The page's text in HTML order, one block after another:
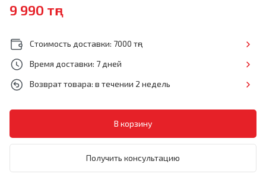
9 990 тңг
Стоимость доставки: 7000 тңг
Время доставки: 7 дней
Возврат товара: в течении 2 недель
Получить консультацию